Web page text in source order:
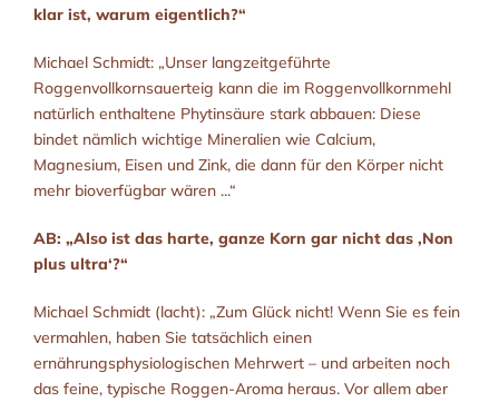
klar ist, warum eigentlich?“
Michael Schmidt: „Unser langzeitgeführte
Roggenvollkornsauerteig kann die im Roggenvollkornmehl
natürlich enthaltene Phytinsäure stark abbauen: Diese
bindet nämlich wichtige Mineralien wie Calcium,
Magnesium, Eisen und Zink, die dann für den Körper nicht
mehr bioverfügbar wären ...“
AB: „Also ist das harte, ganze Korn gar nicht das ‚Non
plus ultra‘?“
Michael Schmidt (lacht): „Zum Glück nicht! Wenn Sie es fein
vermahlen, haben Sie tatsächlich einen
ernährungsphysiologischen Mehrwert – und arbeiten noch
das feine, typische Roggen-Aroma heraus. Vor allem aber